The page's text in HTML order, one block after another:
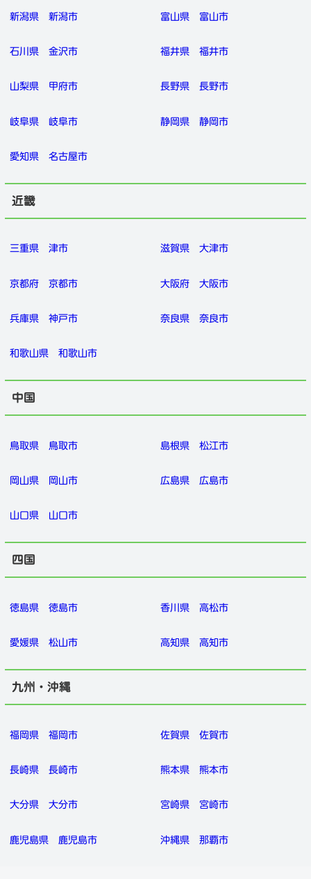
新潟県 新潟市 富山県 富山市
石川県 金沢市 福井県 福井市
山梨県 甲府市 長野県 長野市
岐阜県 岐阜市 静岡県 静岡市
愛知県 名古屋市
近畿
三重県 津市 滋賀県 大津市
京都府 京都市 大阪府 大阪市
兵庫県 神戸市 奈良県 奈良市
和歌山県 和歌山市
中国
鳥取県 鳥取市 島根県 松江市
岡山県 岡山市 広島県 広島市
山口県 山口市
四国
徳島県 徳島市 香川県 高松市
愛媛県 松山市 高知県 高知市
九州・沖縄
福岡県 福岡市 佐賀県 佐賀市
長崎県 長崎市 熊本県 熊本市
大分県 大分市 宮崎県 宮崎市
鹿児島県 鹿児島市 沖縄県 那覇市